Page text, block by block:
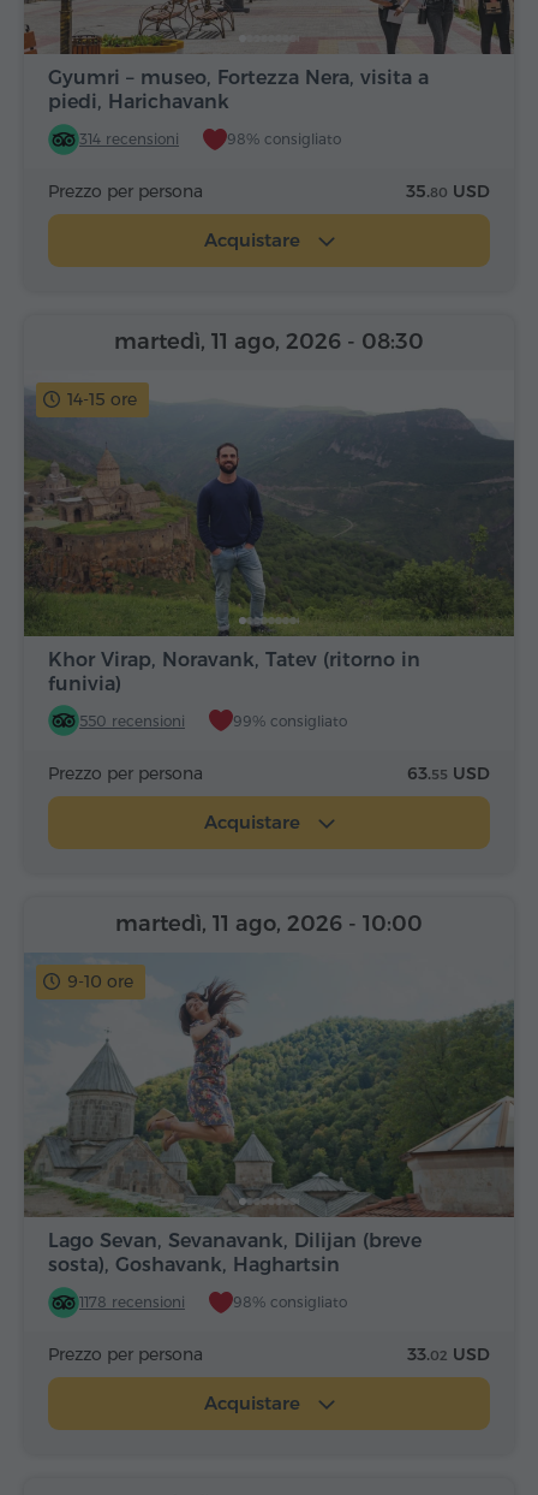
Gyumri – museo, Fortezza Nera, visita a
piedi, Harichavank
314 recensioni 98% consigliato
Prezzo per persona 35.80 USD
Acquistare
14-15 ore
Khor Virap, Noravank, Tatev (ritorno in
funivia)
550 recensioni 99% consigliato
martedì, 11 ago, 2026 - 08:30
Prezzo per persona 63.55 USD
Acquistare
9-10 ore
Lago Sevan, Sevanavank, Dilijan (breve
sosta), Goshavank, Haghartsin
1178 recensioni 98% consigliato
martedì, 11 ago, 2026 - 10:00
Prezzo per persona 33.02 USD
Acquistare